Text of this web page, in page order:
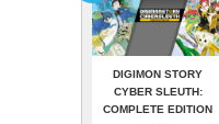
DIGIMON STORY
CYBER SLEUTH:
COMPLETE EDITION